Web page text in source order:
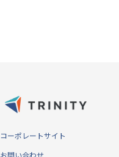
コーポレートサイト